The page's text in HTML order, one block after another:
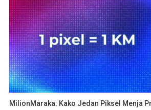
MilionMaraka: Kako Jedan Piksel Menja